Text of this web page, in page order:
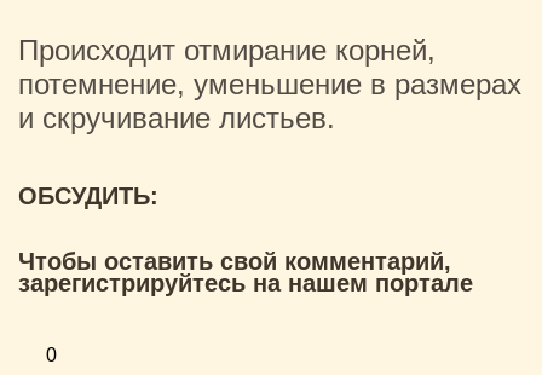
Происходит отмирание корней,
потемнение, уменьшение в размерах
и скручивание листьев.
ОБСУДИТЬ:
Чтобы оставить свой комментарий,
зарегистрируйтесь на нашем портале
0